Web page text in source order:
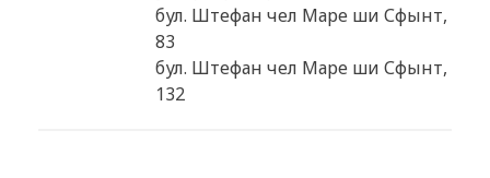
бул. Штефан чел Маре ши Сфынт,
83
бул. Штефан чел Маре ши Сфынт,
132